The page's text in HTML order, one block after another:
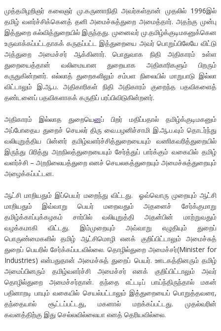
முத்தமிழறிஞர் கலைஞர் மு.கருணாநிதி அவர்கள்தான் முதலில் 1996இல்
தமிழ் வளர்ச்சிக்கெனத் தனி அமைச்சுத்துறை அமைத்தார். அதற்கு முன்பு
இத்துறை கல்வித்துறையில் இருந்தது. முனைவர் மு.தமிழ்க்குடிமகனுக்கென
உருவாக்கப்பட்டதாகக் கருதப்பட்ட இத்துறையை அவர் பொறுப்பிலேயே விட்டு
அத்துறை அமைச்சர் ஆக்கினார். பொதுவாக நிதி அதிகாரம் உள்ள
துறையைத்தான் வலிமையான துறையாக அதிகாரிகளும் பிறரும்
கருதுகின்றனர். எல்லாத் துறைகளிலும் சம்பள நிலையில் மாறுபாடு இல்லா
விட்டாலும் இ.ஆ.ப. அதிகாரிகள் நிதி அதிகாரம் குறைந்த பதவிகளைத்
தண்டனைப் பதவிகளாகக் கருதிப் பரப்பிவிடுகின்றனர்.
அதிகாரம் இல்லாத துறையெனப் பிறர் மதிப்பதால் தமிழ்க்குடிமகனும்
அப்போதைய துறைச் செயலர் திரு வை.பழனிச்சாமி இ.ஆ.ப.வும் தொடர்ந்து
வலியுறுத்திய பின்னர் தமிழ்வளர்ச்சித்துறையையும் வணிகவரித்துறையில்
இருந்து பிரித்து அறநிலத்துறையையும் சேர்த்துப் பார்க்கும் வகையில் தமிழ்
வளர்ச்சி – அறநிலையத்துறை எனச் செயலகத்துறையும் அமைச்சுத்துறையும்
அழைக்கப்பட்டன.
ஆட்சி மாறியதும் இப்பெயர் மறைந்து விட்டது. ஓவ்வொரு முறையும் ஆட்சி
மாறியதும் இவ்வாறு பெயர் மறைவதும் அதனைச் சேர்க்குமாறு
தமிழ்க்காப்புக்கழகம் சார்பில் வலியுறுத்தி அதன்பின் மாற்றுவதும்
வழக்கமாகி விட்டது. இம்முறையும் அவ்வாறு எழுதியும் துறைப்
பொருண்மைகளில் தமிழ் ஆட்சிமொழி எனக் குறிப்பிட்டாலும் அமைச்சுத்
துறைப் பெயரில் சேர்க்கப்படவில்லை. தொழில்துறை அமைச்சர்(Minister for
Industries) என்பதுதான் அமைச்சுத் துறைப் பெயர். ஊடகத்தினரும் தமிழ்
அமைப்பினரும் தமிழ்வளர்ச்சி அமைச்சர் எனக் குறிப்பிட்டாலும் அவர்
தொழில்துறை அமைச்சர்தான். தந்தை எட்டடிப் பாய்ந்திருந்தால் மகன்
பதினாறடி பாயும் வகையில் செயல்பட்டாலும் இத்துறையைப் பொறுத்தவரை,
தந்தையால் சூட்டப்பட்டது, மகனால் மறக்கப்பட்டது. முதல்வரின்
கவனத்திற்கு இது செல்லவில்லையா எனத் தெரியவில்லை.